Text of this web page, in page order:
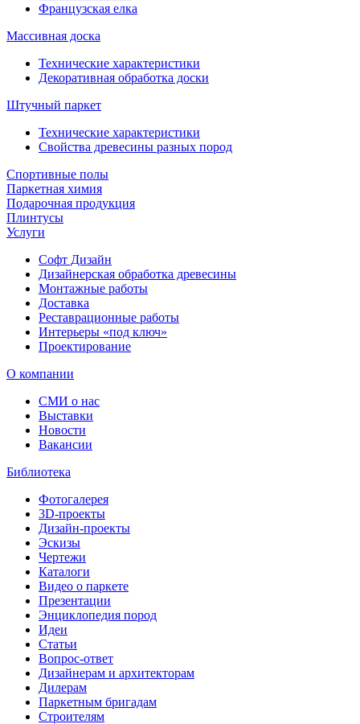
Французская елка
Массивная доска
Технические характеристики
Декоративная обработка доски
Штучный паркет
Технические характеристики
Свойства древесины разных пород
Спортивные полы
Паркетная химия
Подарочная продукция
Плинтусы
Услуги
Софт Дизайн
Дизайнерская обработка древесины
Монтажные работы
Доставка
Реставрационные работы
Интерьеры «под ключ»
Проектирование
О компании
СМИ о нас
Выставки
Новости
Вакансии
Библиотека
Фотогалерея
3D-проекты
Дизайн-проекты
Эскизы
Чертежи
Каталоги
Видео о паркете
Презентации
Энциклопедия пород
Идеи
Статьи
Вопрос-ответ
Дизайнерам и архитекторам
Дилерам
Паркетным бригадам
Строителям